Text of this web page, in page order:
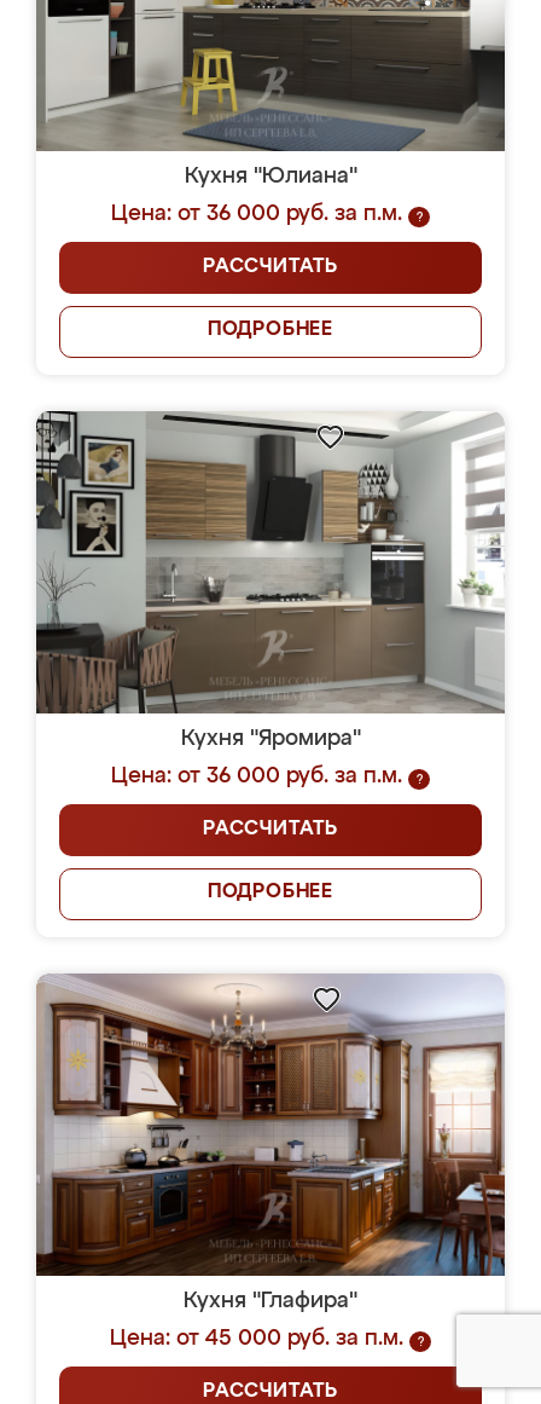
Кухня "Юлиана"
Цена: от 36 000 руб. за п.м.
?
РАССЧИТАТЬ
ПОДРОБНЕЕ
Кухня "Яромира"
Цена: от 36 000 руб. за п.м.
?
РАССЧИТАТЬ
ПОДРОБНЕЕ
Кухня "Глафира"
Цена: от 45 000 руб. за п.м.
?
РАССЧИТАТЬ